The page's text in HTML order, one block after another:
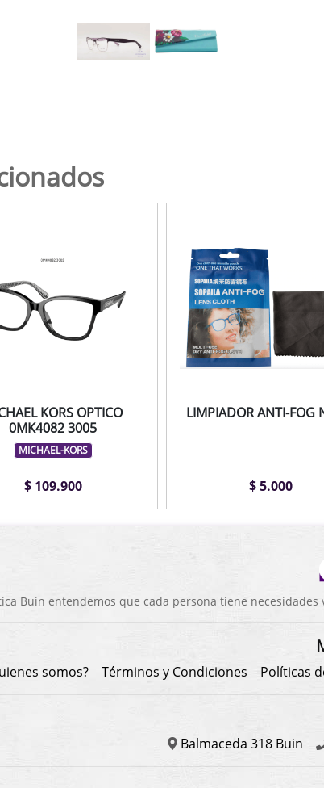
KORS OPTICO
0MK4082 3005
MICHAEL-KORS
$ 109.900
LIMPIADOR ANTI-FOG
$ 5.000
Buin entendemos que cada persona tiene
somos? Términos y Condiciones Políticas
Balmaceda 318 Buin